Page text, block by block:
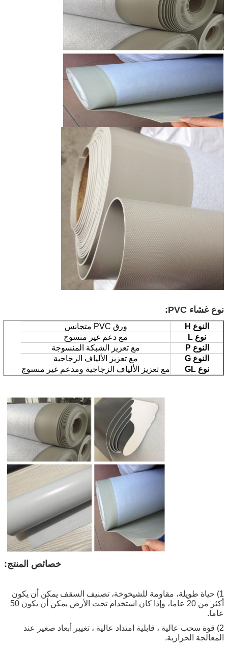
نوع غشاء PVC:
النوع H
ورق PVC متجانس
نوع L
مع دعم غير منسوج
النوع P
مع تعزيز الشبكة المنسوجة
النوع G
مع تعزيز الألياف الزجاجية
نوع GL
مع تعزيز الألياف الزجاجية ومدعم غير منسوج
خصائص المنتج:
1) حياة طويلة، مقاومة للشيخوخة، تصنيف السقف يمكن أن يكون
أكثر من 20 عاما، وإذا كان استخدام تحت الأرض يمكن أن يكون 50
عاما.
2) قوة سحب عالية ، قابلية امتداد عالية ، تغيير أبعاد صغير عند
المعالجة الحرارية.